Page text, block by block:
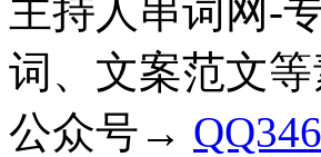
主持人串词网-
词、文案范文
公众号→